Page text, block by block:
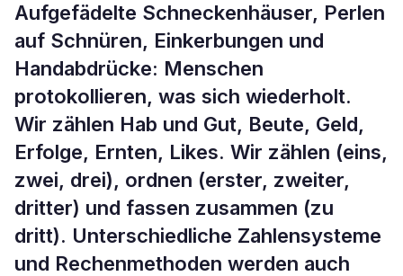
Aufgefädelte Schneckenhäuser, Perlen
auf Schnüren, Einkerbungen und
Handabdrücke: Menschen
protokollieren, was sich wiederholt.
Wir zählen Hab und Gut, Beute, Geld,
Erfolge, Ernten, Likes. Wir zählen (eins,
zwei, drei), ordnen (erster, zweiter,
dritter) und fassen zusammen (zu
dritt). Unterschiedliche Zahlensysteme
und Rechenmethoden werden auch